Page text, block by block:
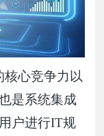
核心竞争力以
是系统集成
户进行IT规